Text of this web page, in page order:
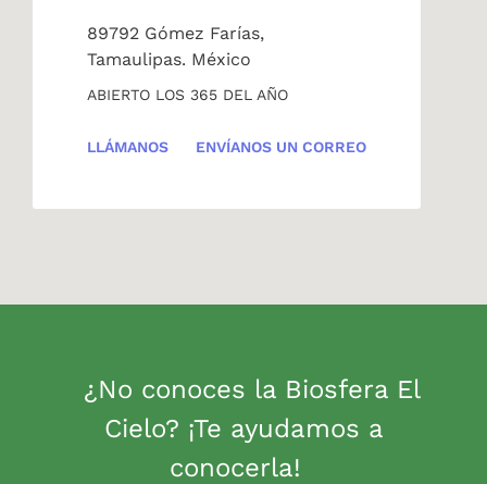
89792 Gómez Farías,
Tamaulipas. México
ABIERTO LOS 365 DEL AÑO
LLÁMANOS ENVÍANOS UN CORREO
¿No conoces la Biosfera El
Cielo? ¡Te ayudamos a
conocerla!